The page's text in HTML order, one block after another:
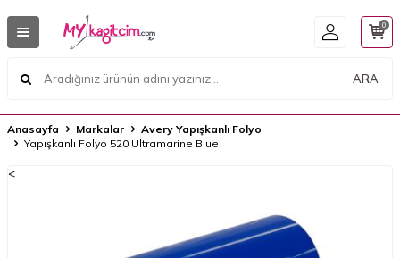
ARA
0
Anasayfa Markalar
Avery Yapışkanlı Folyo
Yapışkanlı Folyo 520 Ultramarine Blue
<